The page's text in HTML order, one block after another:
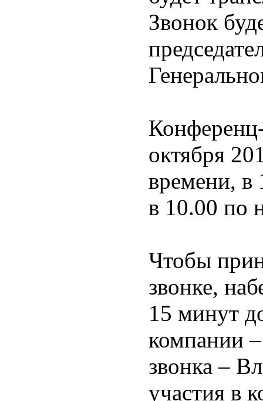
Звонок
октября
времени, в
в 10.00 по
Чтобы
звонке,
15 минут
компании
звонка –
участия в